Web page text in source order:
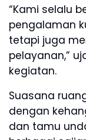
“Kami selalu
pengalaman
tetapi juga
pelayanan,”
kegiatan.
Suasana
dengan
dan tamu